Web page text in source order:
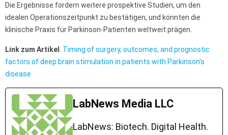
Die Ergebnisse fordern weitere prospektive Studien, um den
idealen Operationszeitpunkt zu bestätigen, und könnten die
klinische Praxis für Parkinson-Patienten weltweit prägen.
Link zum Artikel : Timing of surgery, outcomes, and prognostic
factors of deep brain stimulation in patients with Parkinson’s
disease
LabNews Media LLC
LabNews: Biotech. Digital Health.